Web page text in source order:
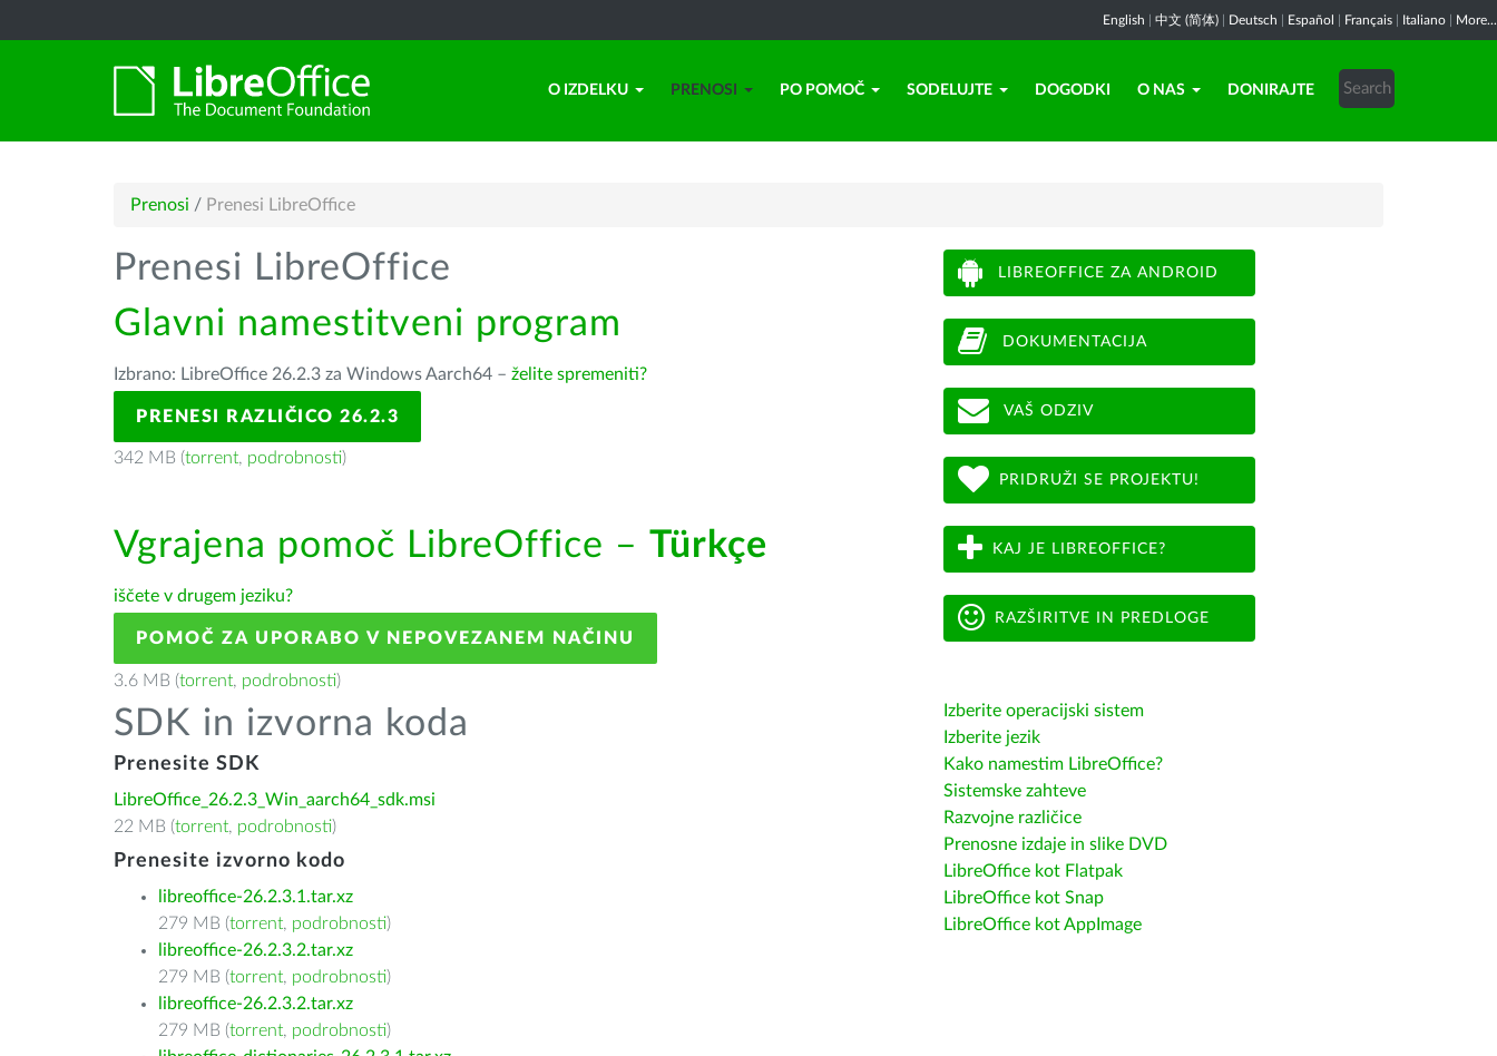
English 中文 (简体) Deutsch Español Français Italiano More...
O IZDELKU PRENOSI PO POMOČ SODELUJTE DOGODKI O NAS DONIRAJTE
Prenosi / Prenesi LibreOffice
Prenesi LibreOffice
Glavni namestitveni program
Izbrano: LibreOffice 26.2.3 za Windows Aarch64 – želite spremeniti?
PRENESI RAZLIČICO 26.2.3
342 MB (torrent, podrobnosti)
Vgrajena pomoč LibreOffice – Türkçe
iščete v drugem jeziku?
POMOČ ZA UPORABO V NEPOVEZANEM NAČINU
3.6 MB (torrent, podrobnosti)
SDK in izvorna koda
Prenesite SDK
LibreOffice_26.2.3_Win_aarch64_sdk.msi
22 MB (torrent, podrobnosti)
Prenesite izvorno kodo
libreoffice-26.2.3.1.tar.xz
279 MB (torrent, podrobnosti)
libreoffice-26.2.3.2.tar.xz
279 MB (torrent, podrobnosti)
libreoffice-26.2.3.2.tar.xz
279 MB (torrent, podrobnosti)
LIBREOFFICE ZA ANDROID
DOKUMENTACIJA
VAŠ ODZIV
PRIDRUŽI SE PROJEKTU!
KAJ JE LIBREOFFICE?
RAZŠIRITVE IN PREDLOGE
Izberite operacijski sistem
Izberite jezik
Kako namestim LibreOffice?
Sistemske zahteve
Razvojne različice
Prenosne izdaje in slike DVD
LibreOffice kot Flatpak
LibreOffice kot Snap
LibreOffice kot AppImage